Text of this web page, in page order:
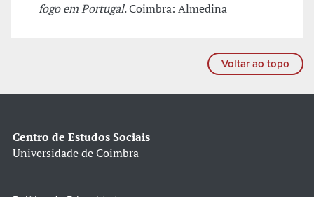
fogo em Portugal. Coimbra: Almedina
Voltar ao topo
Centro de Estudos Sociais
Universidade de Coimbra